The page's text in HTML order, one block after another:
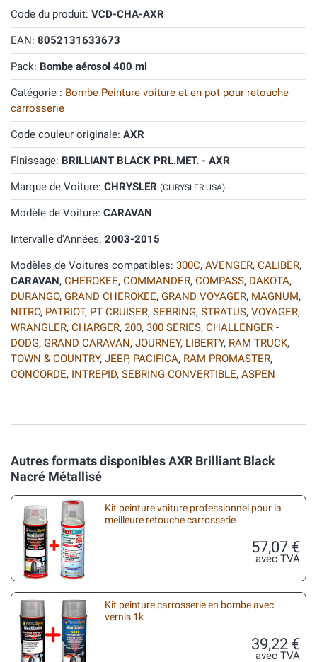
Code du produit: VCD-CHA-AXR
EAN: 8052131633673
Pack: Bombe aérosol 400 ml
Catégorie : Bombe Peinture voiture et en pot pour retouche
carrosserie
Code couleur originale: AXR
Finissage: BRILLIANT BLACK PRL.MET. - AXR
Marque de Voiture: CHRYSLER (CHRYSLER USA)
Modèle de Voiture: CARAVAN
Intervalle d'Années: 2003-2015
Modèles de Voitures compatibles: 300C, AVENGER, CALIBER,
CARAVAN, CHEROKEE, COMMANDER, COMPASS, DAKOTA,
DURANGO, GRAND CHEROKEE, GRAND VOYAGER, MAGNUM,
NITRO, PATRIOT, PT CRUISER, SEBRING, STRATUS, VOYAGER,
WRANGLER, CHARGER, 200, 300 SERIES, CHALLENGER -
DODG, GRAND CARAVAN, JOURNEY, LIBERTY, RAM TRUCK,
TOWN & COUNTRY, JEEP, PACIFICA, RAM PROMASTER,
CONCORDE, INTREPID, SEBRING CONVERTIBLE, ASPEN
Autres formats disponibles AXR Brilliant Black
Nacré Métallisé
Kit peinture voiture professionnel pour la
meilleure retouche carrosserie
57,07 €
avec TVA
Kit peinture carrosserie en bombe avec
vernis 1k
39,22 €
avec TVA